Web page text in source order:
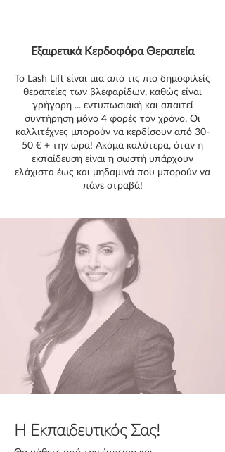
Εξαιρετικά Κερδοφόρα Θεραπεία
Το Lash Lift είναι μια από τις πιο δημοφιλείς
θεραπείες των βλεφαρίδων, καθώς είναι
γρήγορη ... εντυπωσιακή και απαιτεί
συντήρηση μόνο 4 φορές τον χρόνο. Οι
καλλιτέχνες μπορούν να κερδίσουν από 30-
50 € + την ώρα! Ακόμα καλύτερα, όταν η
εκπαίδευση είναι η σωστή υπάρχουν
ελάχιστα έως και μηδαμινά που μπορούν να
πάνε στραβά!
Η Εκπαιδευτικός Σας!